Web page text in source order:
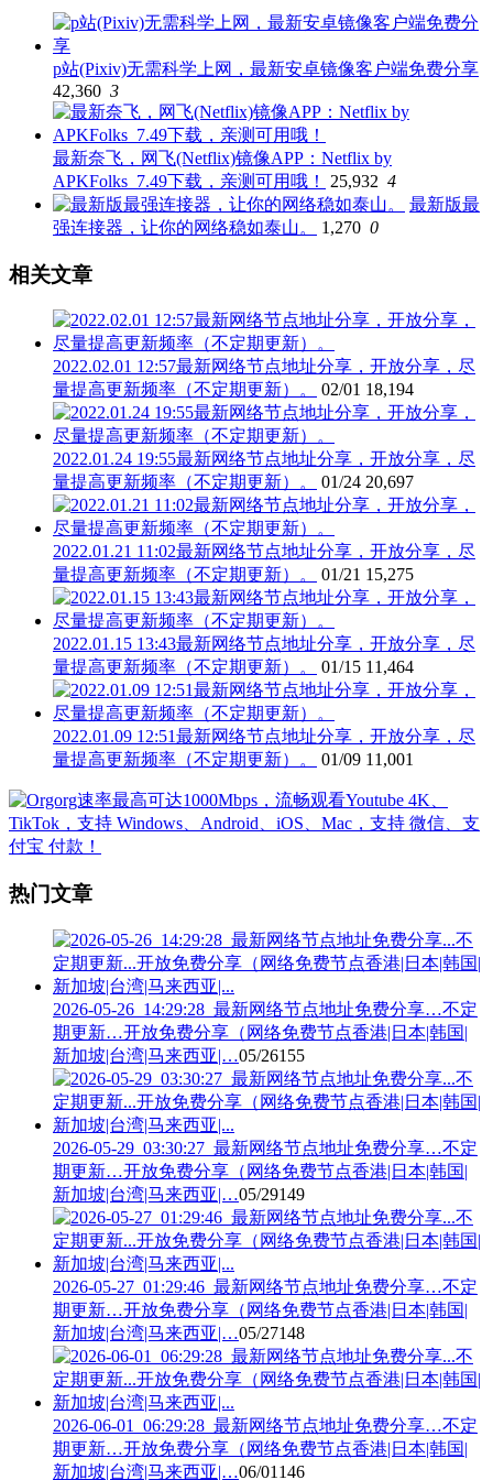
p站(Pixiv)无需科学上网，最新安卓镜像客户端免费分享
42,360 3
最新奈飞，网飞(Netflix)镜像APP：Netflix by
APKFolks_7.49下载，亲测可用哦！
25,932 4
最新版最
强连接器，让你的网络稳如泰山。
1,270 0
相关文章
2022.02.01 12:57最新网络节点地址分享，开放分享，尽
量提高更新频率（不定期更新）。
02/01 18,194
2022.01.24 19:55最新网络节点地址分享，开放分享，尽
量提高更新频率（不定期更新）。
01/24 20,697
2022.01.21 11:02最新网络节点地址分享，开放分享，尽
量提高更新频率（不定期更新）。
01/21 15,275
2022.01.15 13:43最新网络节点地址分享，开放分享，尽
量提高更新频率（不定期更新）。
01/15 11,464
2022.01.09 12:51最新网络节点地址分享，开放分享，尽
量提高更新频率（不定期更新）。
01/09 11,001
热门文章
2026-05-26_14:29:28_最新网络节点地址免费分享…不定
期更新…开放免费分享（网络免费节点香港|日本|韩国|
新加坡|台湾|马来西亚|…05/26155
2026-05-29_03:30:27_最新网络节点地址免费分享…不定
期更新…开放免费分享（网络免费节点香港|日本|韩国|
新加坡|台湾|马来西亚|…05/29149
2026-05-27_01:29:46_最新网络节点地址免费分享…不定
期更新…开放免费分享（网络免费节点香港|日本|韩国|
新加坡|台湾|马来西亚|…05/27148
2026-06-01_06:29:28_最新网络节点地址免费分享…不定
期更新…开放免费分享（网络免费节点香港|日本|韩国|
新加坡|台湾|马来西亚|…06/01 146